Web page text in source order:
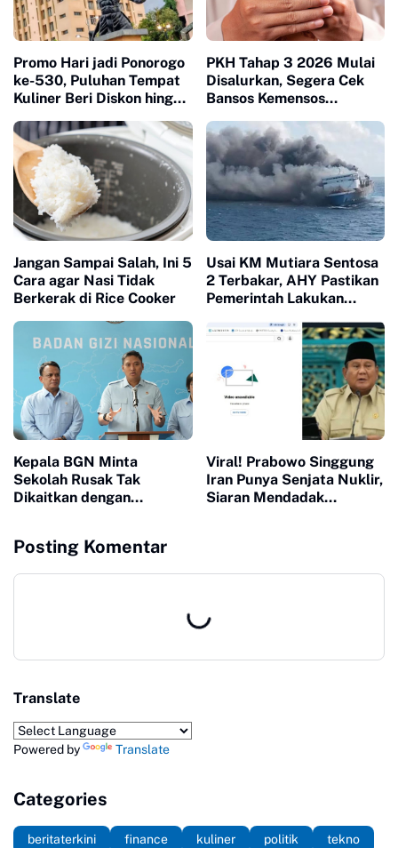
Promo Hari jadi Ponorogo
ke-530, Puluhan Tempat
Kuliner Beri Diskon hingga
PKH Tahap 3 2026 Mulai
Disalurkan, Segera Cek
Bansos Kemensos
Jangan Sampai Salah, Ini 5
Cara agar Nasi Tidak
Berkerak di Rice Cooker
Usai KM Mutiara Sentosa
2 Terbakar, AHY Pastikan
Pemerintah Lakukan
Keselamatan Pelayaran
Kepala BGN Minta
Sekolah Rusak Tak
Dikaitkan dengan
Kemendikdasmen
Viral! Prabowo Singgung
Iran Punya Senjata Nuklir,
Siaran Mendadak
Posting Komentar
Translate
Powered by Translate
Categories
beritaterkini finance kuliner politik
tekno